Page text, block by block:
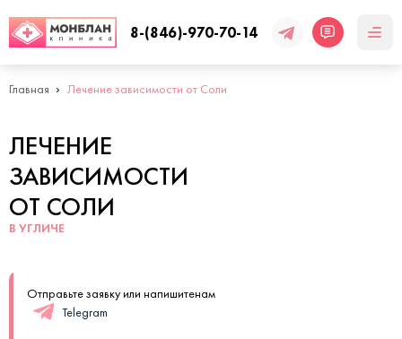
8-(846)-970-70-14
Главная Лечение зависимости от Соли
ЛЕЧЕНИЕ
ЗАВИСИМОСТИ
ОТ СОЛИ
В УГЛИЧЕ
Отправьте заявку или напишитенам
Telegram